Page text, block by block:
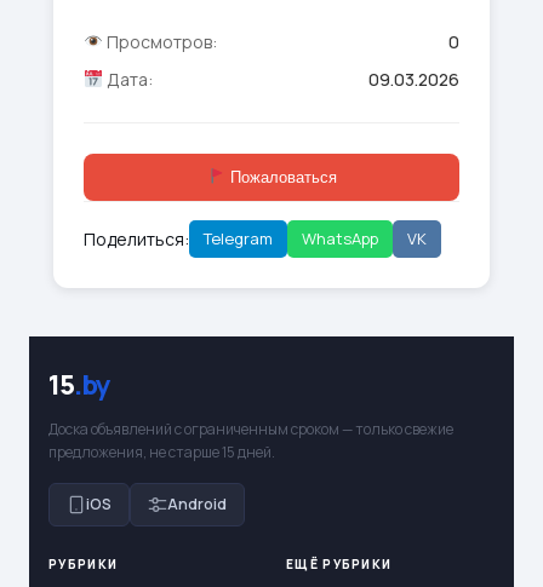
Просмотров:
0
Дата:
09.03.2026
Пожаловаться
Поделиться: Telegram WhatsApp VK
15.by
Доска объявлений с ограниченным сроком — только свежие
предложения, не старше 15 дней.
iOS Android
РУБРИКИ ЕЩЁ РУБРИКИ